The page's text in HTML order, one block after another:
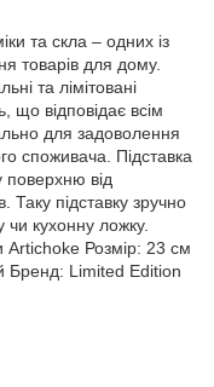
та скла – одних із
товарів для дому.
та лімітовані
що відповідає всім
для задоволення
споживача. Підставка
поверхню від
Таку підставку зручно
чи кухонну ложку.
Artichoke Розмір: 23 см
Бренд: Limited Edition